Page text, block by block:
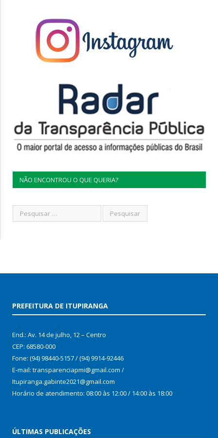
NÃO ENCONTROU O QUE QUERIA?
PREFEITURA DE ITUPIRANGA
End.: Av. 14 de julho, 12 – Centro
CEP: 68580-000
Fone: (94) 98440-5157 / (94) 9914-92446
E-mail: transparenciapmi@gmail.com /
Itupiranga.gabinte2021@gmail.com
Horário de atendimento: 08:00 às 12:00 / 14:00 às 18:00
ÚLTIMAS PUBLICAÇÕES